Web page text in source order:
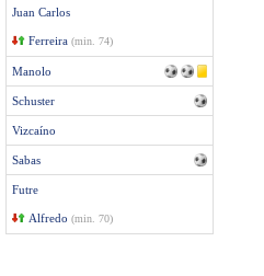
Juan Carlos
Ferreira (min. 74)
Manolo
Schuster
Vizcaíno
Sabas
Futre
Alfredo (min. 70)